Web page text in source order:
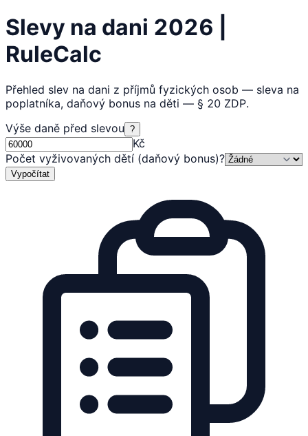
Slevy na dani 2026 |
RuleCalc
Přehled slev na dani z příjmů fyzických osob — sleva na
poplatníka, daňový bonus na děti — § 20 ZDP.
Výše daně před slevou ?
Kč
Počet vyživovaných dětí (daňový bonus)?
Vypočítat